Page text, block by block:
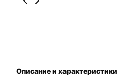
Описание и характеристики